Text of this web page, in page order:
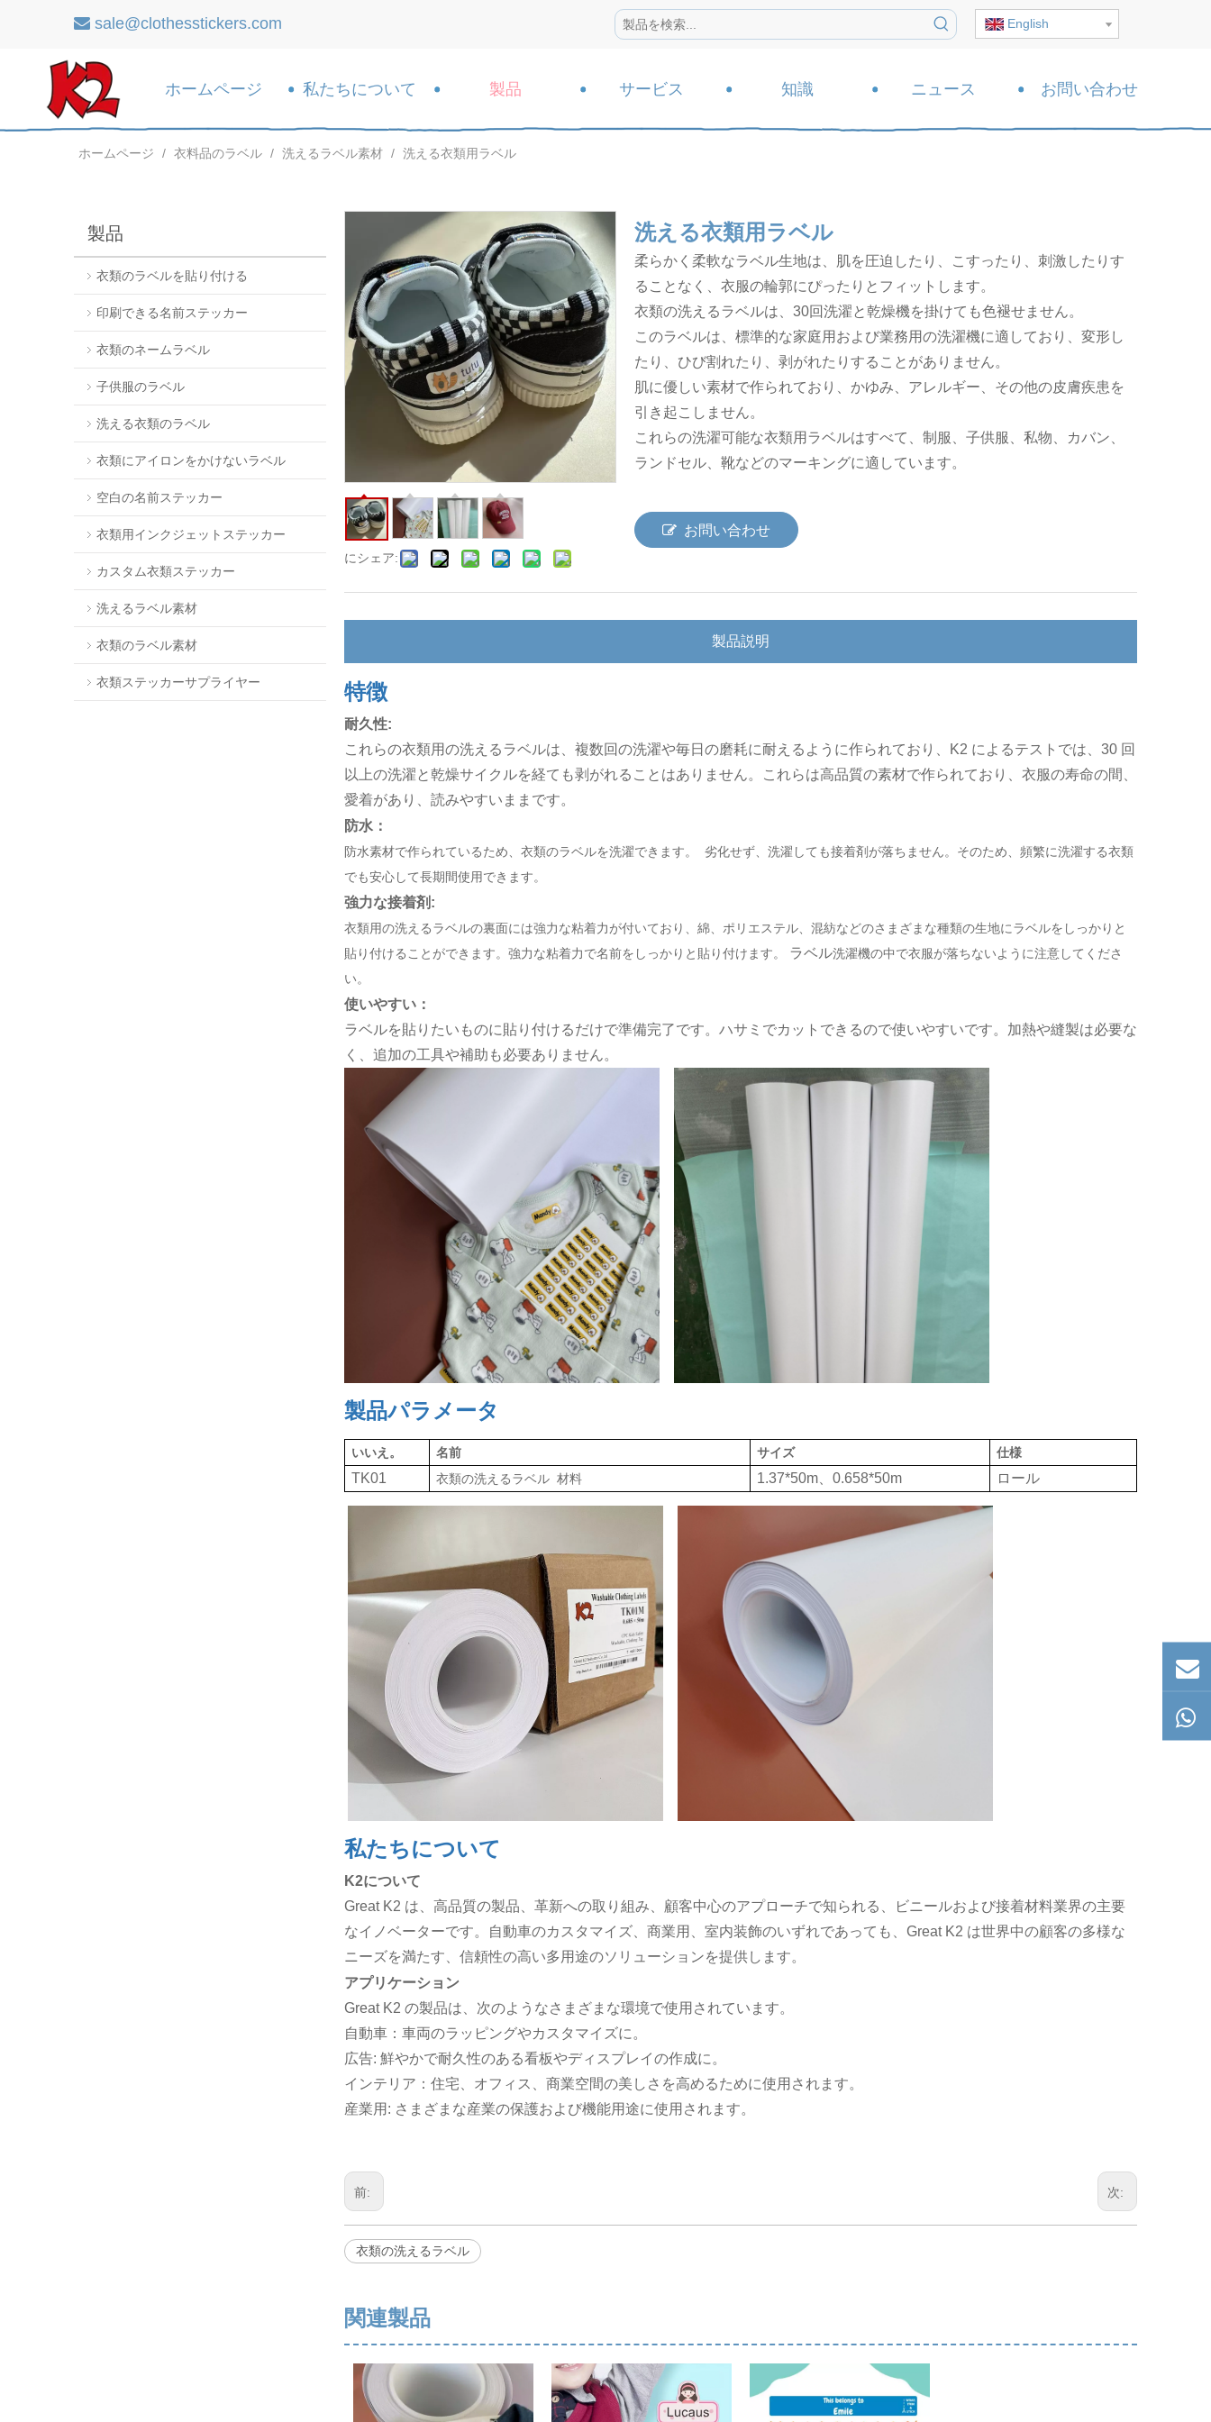
 sale@clothesstickers.com English
ホームページ 私たちについて 製品 サービス 知識 ニュース お問い合わせ
ホームページ / 衣料品のラベル / 洗えるラベル素材 / 洗える衣類用ラベル
製品
衣類のラベルを貼り付ける
印刷できる名前ステッカー
衣類のネームラベル
子供服のラベル
洗える衣類のラベル
衣類にアイロンをかけないラベル
空白の名前ステッカー
衣類用インクジェットステッカー
カスタム衣類ステッカー
洗えるラベル素材
衣類のラベル素材
衣類ステッカーサプライヤー
にシェア:
洗える衣類用ラベル
柔らかく柔軟なラベル生地は、肌を圧迫したり、こすったり、刺激したりす
ることなく、衣服の輪郭にぴったりとフィットします。
衣類の洗えるラベルは、30回洗濯と乾燥機を掛けても色褪せません。
このラベルは、標準的な家庭用および業務用の洗濯機に適しており、変形し
たり、ひび割れたり、剥がれたりすることがありません。
肌に優しい素材で作られており、かゆみ、アレルギー、その他の皮膚疾患を
引き起こしません。
これらの洗濯可能な衣類用ラベルはすべて、制服、子供服、私物、カバン、
ランドセル、靴などのマーキングに適しています。
お問い合わせ
製品説明
特徴
耐久性:
これらの衣類用の洗えるラベルは、複数回の洗濯や毎日の磨耗に耐えるように作られており、K2 によるテストでは、30 回
以上の洗濯と乾燥サイクルを経ても剥がれることはありません。これらは高品質の素材で作られており、衣服の寿命の間、
愛着があり、読みやすいままです。
防水：
防水素材で作られているため、衣類のラベルを洗濯できます。
劣化せず、洗濯しても接着剤が落ちません。そのため、頻繁に洗濯する衣類
でも安心して長期間使用できます。
強力な接着剤:
衣類用の洗えるラベルの裏面には強力な粘着力が付いており、綿、ポリエステル、混紡などのさまざまな種類の生地にラベルをしっかりと
貼り付けることができます。強力な粘着力で名前をしっかりと貼り付けます。 ラベル洗濯機の中で衣服が落ちないように注意してくださ
い。
使いやすい：
ラベルを貼りたいものに貼り付けるだけで準備完了です。ハサミでカットできるので使いやすいです。加熱や縫製は必要な
く、追加の工具や補助も必要ありません。
製品パラメータ
いいえ。 名前 サイズ 仕様
TK01 衣類の洗えるラベル 材料 1.37*50m、0.658*50m ロール
私たちについて
K2について
Great K2 は、高品質の製品、革新への取り組み、顧客中心のアプローチで知られる、ビニールおよび接着材料業界の主要
なイノベーターです。自動車のカスタマイズ、商業用、室内装飾のいずれであっても、Great K2 は世界中の顧客の多様な
ニーズを満たす、信頼性の高い多用途のソリューションを提供します。
アプリケーション
Great K2 の製品は、次のようなさまざまな環境で使用されています。
自動車：車両のラッピングやカスタマイズに。
広告: 鮮やかで耐久性のある看板やディスプレイの作成に。
インテリア：住宅、オフィス、商業空間の美しさを高めるために使用されます。
産業用: さまざまな産業の保護および機能用途に使用されます。
前: 次:
衣類の洗えるラベル
関連製品